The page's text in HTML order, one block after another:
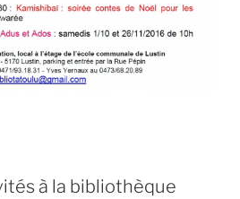
à la bibliothèque